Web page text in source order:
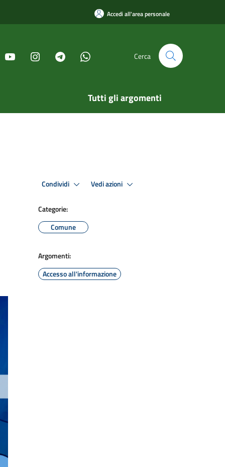
Accedi all'area personale
Cerca
Tutti gli argomenti
Condividi Vedi azioni
Categorie:
Comune
Argomenti:
Accesso all'informazione